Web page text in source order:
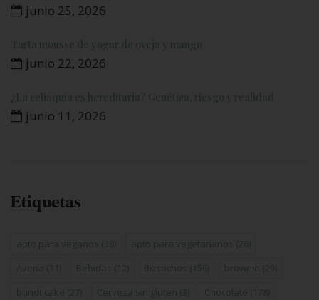
junio 25, 2026
Tarta mousse de yogur de oveja y mango
junio 22, 2026
¿La celiaquía es hereditaria? Genética, riesgo y realidad
junio 11, 2026
Etiquetas
apto para veganos (38) apto para vegetarianos (26)
Avena (11) Bebidas (12) Bizcochos (156) brownie (29)
bundt cake (27) Cerveza sin gluten (3) Chocolate (178)